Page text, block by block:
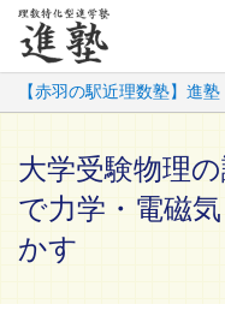
【赤羽の駅近理数塾】進
大学受験物理
で力学・電磁
かす